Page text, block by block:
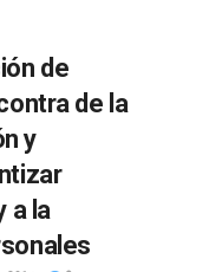
de
de la
y
a la